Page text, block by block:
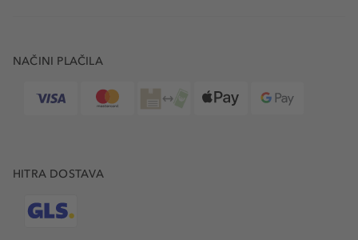
NAČINI PLAČILA
HITRA DOSTAVA